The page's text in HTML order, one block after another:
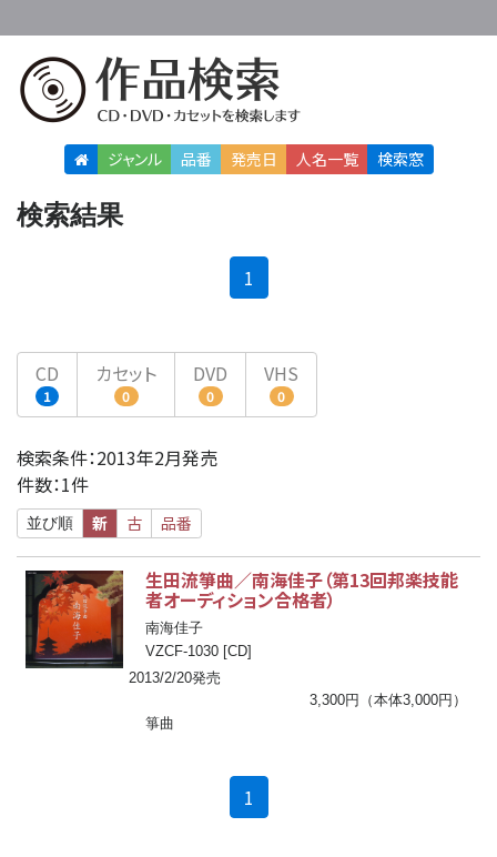
ジャンル 品番 発売日 人名一覧 検索窓
検索結果
1
CD
1
カセット
0
DVD
0
VHS
0
検索条件：2013年2月発売
件数：1件
並び順 新 古 品番
生田流箏曲／南海佳子（第13回邦楽技能
者オーディション合格者）
南海佳子
VZCF-1030 [CD]
2013/2/20発売
3,300円（本体3,000円）
箏曲
1